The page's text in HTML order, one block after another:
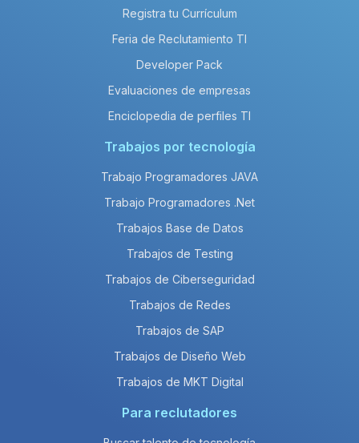
Registra tu Currículum
Feria de Reclutamiento TI
Developer Pack
Evaluaciones de empresas
Enciclopedia de perfiles TI
Trabajos por tecnología
Trabajo Programadores JAVA
Trabajo Programadores .Net
Trabajos Base de Datos
Trabajos de Testing
Trabajos de Ciberseguridad
Trabajos de Redes
Trabajos de SAP
Trabajos de Diseño Web
Trabajos de MKT Digital
Para reclutadores